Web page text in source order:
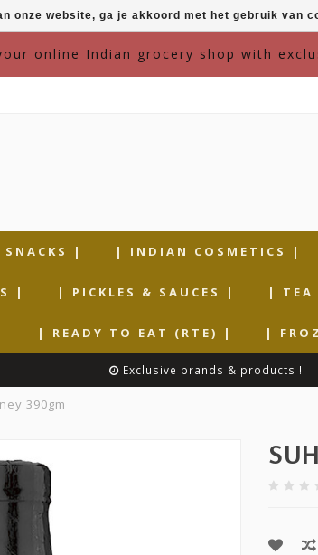
online Indian grocery shop with
| | INDIAN COSMETICS |
| | PICKLES & SAUCES | | TEA
| READY TO EAT (RTE) | |
Exclusive brands & products !
390gm
onze website, ga je akkoord met het gebruik van